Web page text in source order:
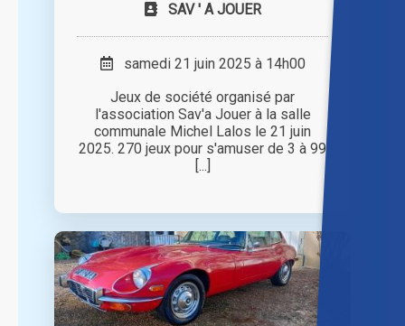
SAV ' A JOUER
samedi 21 juin 2025 à 14h00
Jeux de société organisé par
l'association Sav'a Jouer à la salle
communale Michel Lalos le 21 juin
2025. 270 jeux pour s'amuser de 3 à 99
[...]